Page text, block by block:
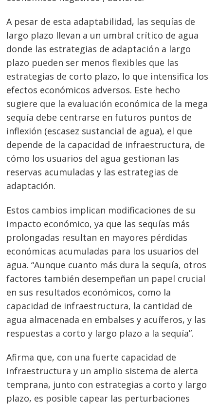
A pesar de esta adaptabilidad, las sequías de
largo plazo llevan a un umbral crítico de agua
donde las estrategias de adaptación a largo
plazo pueden ser menos flexibles que las
estrategias de corto plazo, lo que intensifica los
efectos económicos adversos. Este hecho
sugiere que la evaluación económica de la mega
sequía debe centrarse en futuros puntos de
inflexión (escasez sustancial de agua), el que
depende de la capacidad de infraestructura, de
cómo los usuarios del agua gestionan las
reservas acumuladas y las estrategias de
adaptación.
Estos cambios implican modificaciones de su
impacto económico, ya que las sequías más
prolongadas resultan en mayores pérdidas
económicas acumuladas para los usuarios del
agua. “Aunque cuanto más dura la sequía, otros
factores también desempeñan un papel crucial
en sus resultados económicos, como la
capacidad de infraestructura, la cantidad de
agua almacenada en embalses y acuíferos, y las
respuestas a corto y largo plazo a la sequía”.
Afirma que, con una fuerte capacidad de
infraestructura y un amplio sistema de alerta
temprana, junto con estrategias a corto y largo
plazo, es posible capear las perturbaciones
de
entradas